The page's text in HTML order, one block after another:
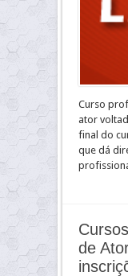
Curso
ator
final do
que dá
de